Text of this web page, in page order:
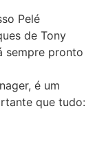
Pelé
de Tony
sempre pronto
é um
que tudo: